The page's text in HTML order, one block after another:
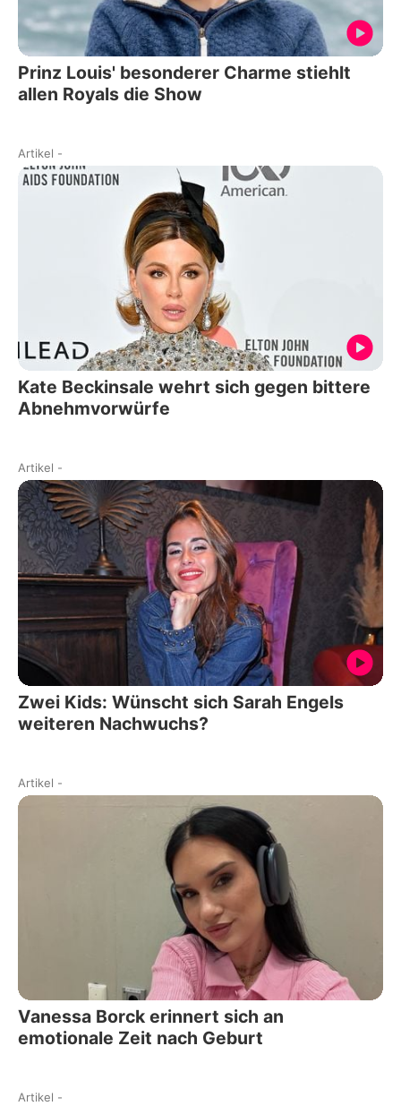
Prinz Louis' besonderer Charme stiehlt
allen Royals die Show
Artikel -
Kate Beckinsale wehrt sich gegen bittere
Abnehmvorwürfe
Artikel -
Zwei Kids: Wünscht sich Sarah Engels
weiteren Nachwuchs?
Artikel -
Vanessa Borck erinnert sich an
emotionale Zeit nach Geburt
Artikel -